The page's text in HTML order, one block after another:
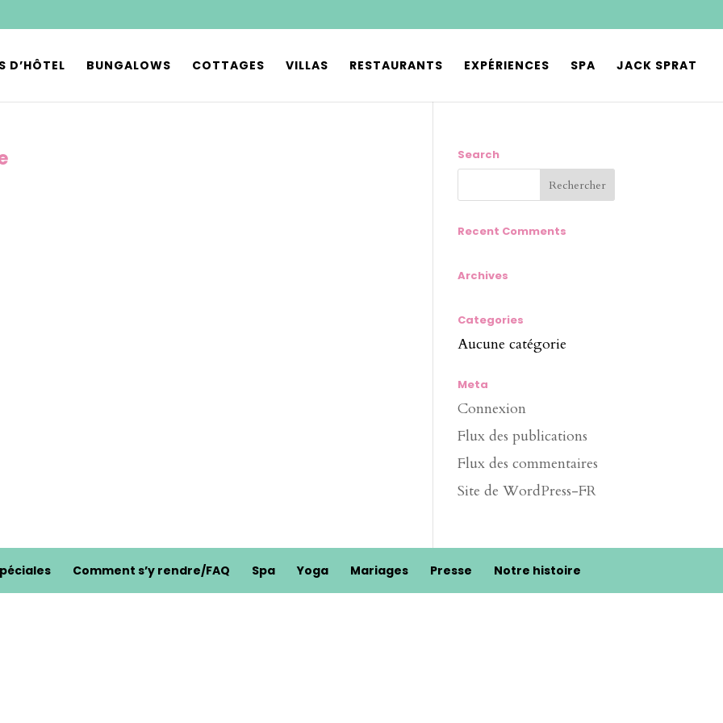
D’HÔTEL BUNGALOWS COTTAGES VILLAS RESTAURANTS EXPÉRIENCES SPA JACK SPRAT
Search
Recent Comments
Archives
Categories
Aucune catégorie
Meta
Connexion
Flux des publications
Flux des commentaires
Site de WordPress-FR
Comment s’y rendre/FAQ Spa Yoga Mariages Presse Notre histoire